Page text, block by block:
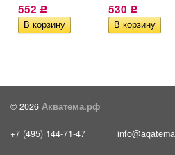
552 Р 530 Р
© 2026 Акватема.рф
+7 (495) 144-71-47